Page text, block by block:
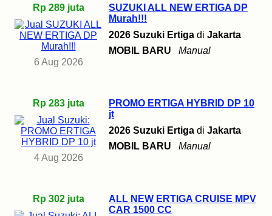
Rp 289 juta
6 Aug 2026
SUZUKI ALL NEW ERTIGA DP
Murah!!!
2026 Suzuki Ertiga di Jakarta
MOBIL BARU
Manual
Rp 283 juta
4 Aug 2026
PROMO ERTIGA HYBRID DP 10
jt
2026 Suzuki Ertiga di Jakarta
MOBIL BARU
Manual
Rp 302 juta
ALL NEW ERTIGA CRUISE MPV
CAR 1500 CC